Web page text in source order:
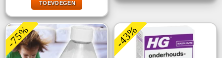
€11,39.
TOEVOEGEN
-75% -43%